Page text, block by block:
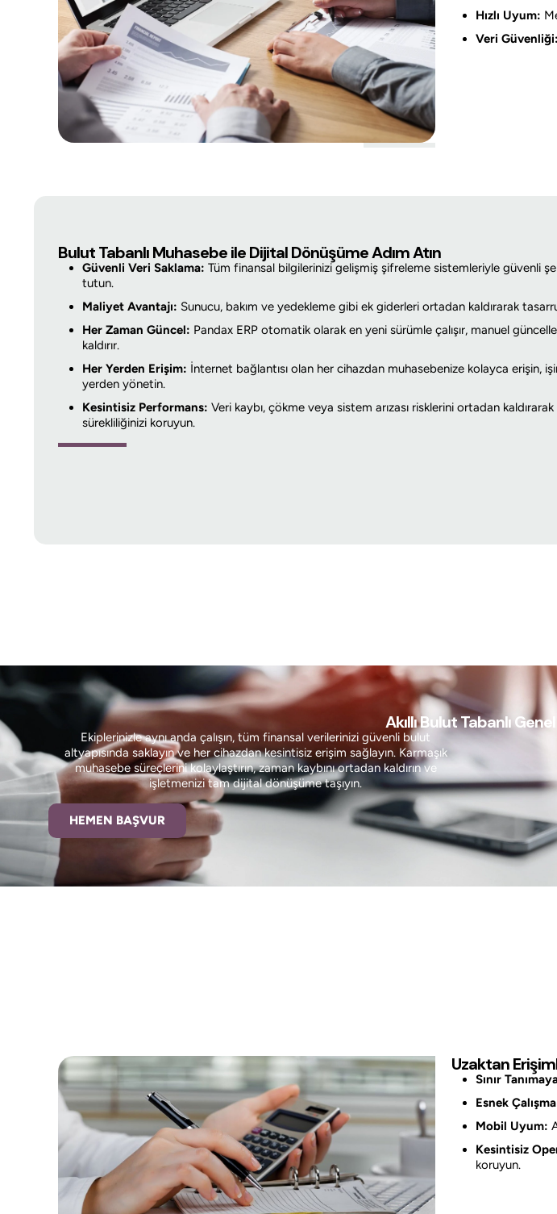
Hızlı Uyum:
Veri Güvenliği:
Bulut Tabanlı Muhasebe ile Dijital Dönüşüme Adım Atın
Güvenli Veri Saklama: Tüm finansal bilgilerinizi gelişmiş şifreleme sistemleriyle güvenli
tutun.
Maliyet Avantajı: Sunucu, bakım ve yedekleme gibi ek giderleri ortadan kaldırarak
Her Zaman Güncel: Pandax ERP otomatik olarak en yeni sürümle çalışır, manuel
kaldırır.
Her Yerden Erişim: İnternet bağlantısı olan her cihazdan muhasebenize kolayca erişin,
yerden yönetin.
Kesintisiz Performans: Veri kaybı, çökme veya sistem arızası risklerini ortadan kaldırarak
sürekliliğinizi koruyun.
Akıllı Bulut Tabanlı
Ekiplerinizle aynı anda çalışın, tüm finansal verilerinizi güvenli bulut
altyapısında saklayın ve her cihazdan kesintisiz erişim sağlayın. Karmaşık
muhasebe süreçlerini kolaylaştırın, zaman kaybını ortadan kaldırın ve
işletmenizi tam dijital dönüşüme taşıyın.
HEMEN BAŞVUR
Uzaktan
Sınır
Esnek
Mobil Uyum:
Kesintisiz
koruyun.